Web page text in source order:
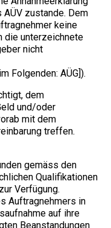
zustande. Dem
keine
die unterzeichnete
nicht
Folgenden: AÜG]).
dem
und/oder
mit dem
treffen.
gemäss den
Qualifikationen
Verfügung.
Auftragnehmers in
auf ihre
Beanstandungen